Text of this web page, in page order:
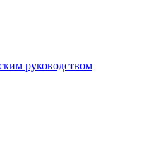
руководством